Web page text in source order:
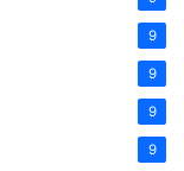
9
9
9
9